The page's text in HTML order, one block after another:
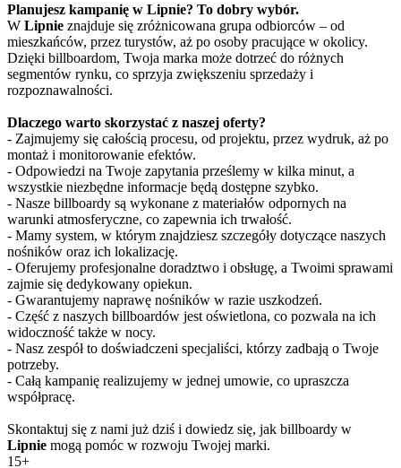
Planujesz kampanię w Lipnie? To dobry wybór.
W Lipnie znajduje się zróżnicowana grupa odbiorców – od
mieszkańców, przez turystów, aż po osoby pracujące w okolicy.
Dzięki billboardom, Twoja marka może dotrzeć do różnych
segmentów rynku, co sprzyja zwiększeniu sprzedaży i
rozpoznawalności.
Dlaczego warto skorzystać z naszej oferty?
- Zajmujemy się całością procesu, od projektu, przez wydruk, aż po
montaż i monitorowanie efektów.
- Odpowiedzi na Twoje zapytania prześlemy w kilka minut, a
wszystkie niezbędne informacje będą dostępne szybko.
- Nasze billboardy są wykonane z materiałów odpornych na
warunki atmosferyczne, co zapewnia ich trwałość.
- Mamy system, w którym znajdziesz szczegóły dotyczące naszych
nośników oraz ich lokalizację.
- Oferujemy profesjonalne doradztwo i obsługę, a Twoimi sprawami
zajmie się dedykowany opiekun.
- Gwarantujemy naprawę nośników w razie uszkodzeń.
- Część z naszych billboardów jest oświetlona, co pozwala na ich
widoczność także w nocy.
- Nasz zespół to doświadczeni specjaliści, którzy zadbają o Twoje
potrzeby.
- Całą kampanię realizujemy w jednej umowie, co upraszcza
współpracę.
Skontaktuj się z nami już dziś i dowiedz się, jak billboardy w
Lipnie mogą pomóc w rozwoju Twojej marki.
15+